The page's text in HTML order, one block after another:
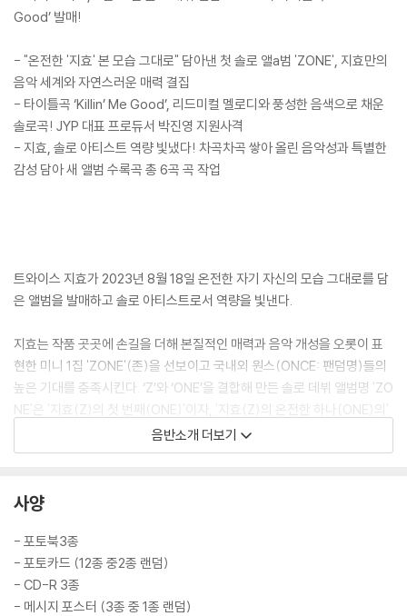
Good’ 발매!
- "온전한 '지효' 본 모습 그대로" 담아낸 첫 솔로 앨a범 'ZONE', 지효만의
음악 세계와 자연스러운 매력 결집
- 타이틀곡 ‘Killin’ Me Good’, 리드미컬 멜로디와 풍성한 음색으로 채운
솔로곡! JYP 대표 프로듀서 박진영 지원사격
- 지효, 솔로 아티스트 역량 빛냈다! 차곡차곡 쌓아 올린 음악성과 특별한
감성 담아 새 앨범 수록곡 총 6곡 곡 작업
트와이스 지효가 2023년 8월 18일 온전한 자기 자신의 모습 그대로를 담
은 앨범을 발매하고 솔로 아티스트로서 역량을 빛낸다.
지효는 작품 곳곳에 손길을 더해 본질적인 매력과 음악 개성을 오롯이 표
현한 미니 1집 'ZONE'(존)을 선보이고 국내외 원스(ONCE: 팬덤명)들의
높은 기대를 충족시킨다. ‘Z’와 ‘ONE’을 결합해 만든 솔로 데뷔 앨범명 'ZO
NE'은 '지효(Z)의 첫 번째(ONE)'이자, '지효(Z)의 온전한 하나(ONE)의'
작품이라는 의미를 내포하고 있다.
점을 둔 곡으로 리드미컬하고 그루비한 사운드 위 지효의 특장점인 풍성하
박진영이 작사를 맡아 "네가 만들어주는 이 기분 십 초마다 생각이 나 내 모
습에 내가 놀라", "날 솔직하게 해 모두 표현하게 돼"와 같은 가사로 감정을
담백하게 드러내는 지효 특유의 감성을 살렸다. 여기에 두아 리파(Dua Li
pa), 마룬파이브(Maroon5), 에이바 맥스(Ava Max)를 비롯해 세계적
음반소개 더보기
사양
- 포토북3종
- 포토카드 (12종 중2종 랜덤)
- CD-R 3종
- 메시지 포스터 (3종 중 1종 랜덤)